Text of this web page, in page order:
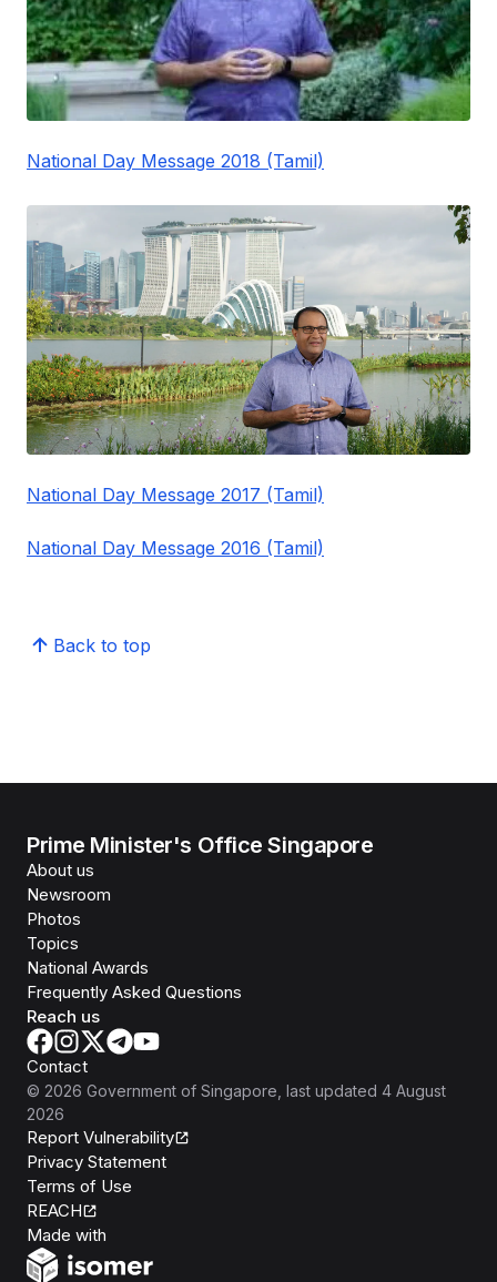
National Day Message 2018 (Tamil)
National Day Message 2017 (Tamil)
National Day Message 2016 (Tamil)
Back to top
Prime Minister's Office Singapore
About us
Newsroom
Photos
Topics
National Awards
Frequently Asked Questions
Reach us
Contact
© 2026 Government of Singapore , last updated 4 August
2026
Report Vulnerability
Privacy Statement
Terms of Use
REACH
Made with